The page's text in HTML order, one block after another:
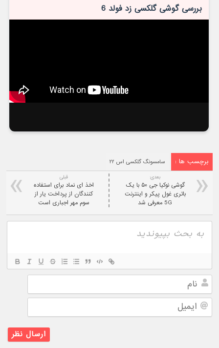
بررسی گوشی گلکسی زد فولد 6
برچسب ها : سامسونگ گلکسی اس ۲۲
قبلی
اخذ ای نماد برای استفاده
کنندگان از پرداخت یار از
سوم مهر اجباری است
بعدی:
گوشی نوکیا جی ۵۰ با یک
باتری غول پیکر و اینترنت
5G معرفی شد
نام
ایمیل